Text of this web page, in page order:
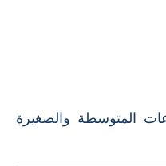
المتوسطة والصغيرة